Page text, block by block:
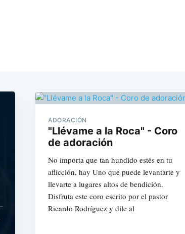
ADORACIÓN
"Llévame a la Roca" - Coro
de adoración
No importa que tan hundido estés en tu
aflicción, hay Uno que puede levantarte y
llevarte a lugares altos de bendición.
Disfruta este coro escrito por el pastor
Ricardo Rodríguez y dile al